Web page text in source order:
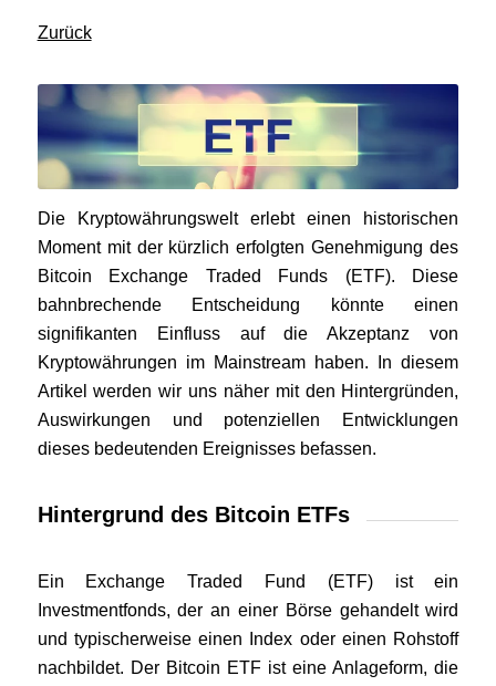
Zurück
Die Kryptowährungswelt erlebt einen historischen
Moment mit der kürzlich erfolgten Genehmigung des
Bitcoin Exchange Traded Funds (ETF). Diese
bahnbrechende Entscheidung könnte einen
signifikanten Einfluss auf die Akzeptanz von
Kryptowährungen im Mainstream haben. In diesem
Artikel werden wir uns näher mit den Hintergründen,
Auswirkungen und potenziellen Entwicklungen
dieses bedeutenden Ereignisses befassen.
Hintergrund des Bitcoin ETFs
Ein Exchange Traded Fund (ETF) ist ein
Investmentfonds, der an einer Börse gehandelt wird
und typischerweise einen Index oder einen Rohstoff
nachbildet. Der Bitcoin ETF ist eine Anlageform, die